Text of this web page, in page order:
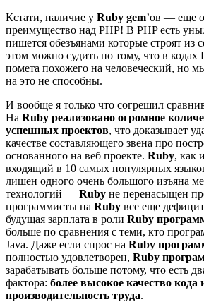
Кстати, наличие у Ruby gem’ов — еще
преимущество над PHP! В PHP есть
пишется обезъянами которые строят из
этом можно судить по тому, что в кодах
помета похожего на человеческий, но
на это не способны.
И вообще я только что согрешил
На Ruby реализовано огромное
успешных проектов, что доказывает
качестве составляющего звена про
основанного на веб проекте. Ruby, как
входящий в 10 самых популярных
лишен одного очень большого изъяна
технологий — Ruby не перенасыщен
программисты на Ruby все еще
будущая зарплата в роли Ruby
больше по сравнения с теми, кто
Java. Даже если спрос на Ruby
полностью удовлетворен, Ruby
зарабатывать больше потому, что есть
фактора: более высокое качество кода
производительность труда.